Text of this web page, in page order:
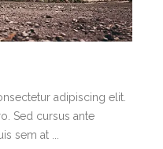
adipiscing elit.
Sed cursus ante
sem at ...